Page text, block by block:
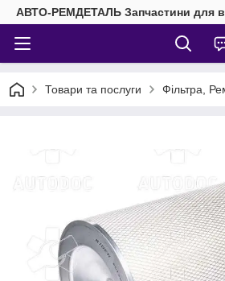
АВТО-РЕМДЕТАЛЬ Запчастини для
Товари та послуги Фільтра,